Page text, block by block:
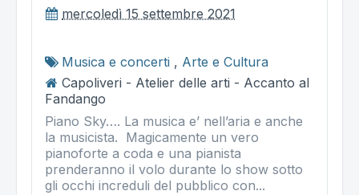
mercoledì 15 settembre 2021
Musica e concerti , Arte e Cultura
Capoliveri - Atelier delle arti - Accanto al
Fandango
Piano Sky…. La musica e’ nell’aria e anche
la musicista. Magicamente un vero
pianoforte a coda e una pianista
prenderanno il volo durante lo show sotto
gli occhi increduli del pubblico con...